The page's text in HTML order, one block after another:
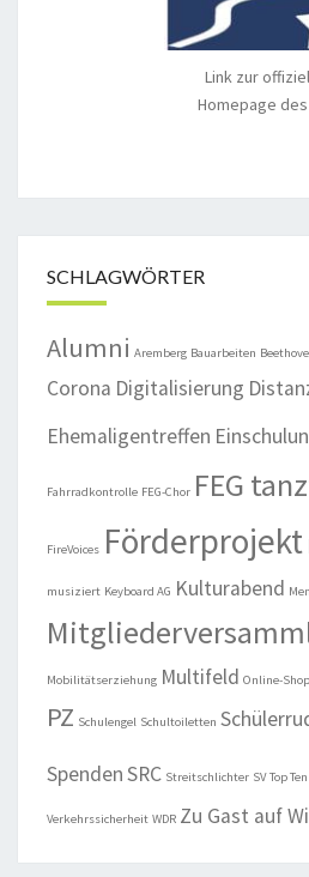
Link zur
Homepage des
SCHLAGWÖRTER
Alumni Aremberg Bauarbeiten
Corona Digitalisierung
Ehemaligentreffen
Fahrradkontrolle FEG-Chor FEG
FireVoices Förderprojekt
musiziert Keyboard AG Kulturabend
Mobilitätserziehung Multifeld Online-
PZ Schulengel Schultoiletten
SpendenSRC Streitschlichter SV Top Ten
Verkehrssicherheit WDR Zu Gast auf